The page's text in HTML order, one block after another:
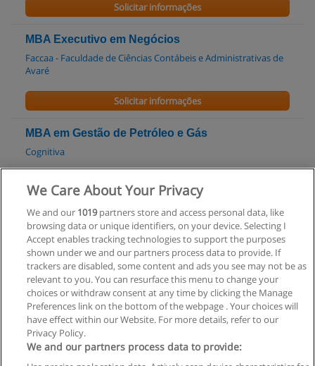
Solicitar informações
MBA Executivo em Negócios
Faccaa - Faculdade de Ciências Contábeis e Administrativas de
Avaré
Solicitar informações
MBA em Gestão de Petróleo e Gás
Cognitiva
Solicitar informações
MBA Executivo em Gestão Hospitalar
Cognitiva
Solicitar informações
Regras de uso
We Care About Your Privacy
We and our 1019partners store and access personal data, like
browsing data or unique identifiers, on your device. Selecting I
Accept enables tracking technologies to support the purposes
shown under we and our partners process data to provide. If
trackers are disabled, some content and ads you see may not be as
relevant to you. You can resurface this menu to change your
choices or withdraw consent at any time by clicking the Manage
Preferences link on the bottom of the webpage . Your choices will
have effect within our Website. For more details, refer to our
Privacy Policy.
We and our partners process data to provide: